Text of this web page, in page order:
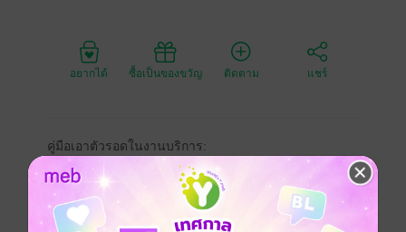
อยากได้ ซื้อเป็นของขวัญ ติดตาม แชร์
คู่มือเอาตัวรอดในงานบริการ:
รวม 7 สถานการณ์จริง + สคริปต์ที่ใช้ได้ทันที
เพื่อช่วยให้คุณรับมือหน้างานได้…โดยไม่เสียทั้งงานและ
ใจ